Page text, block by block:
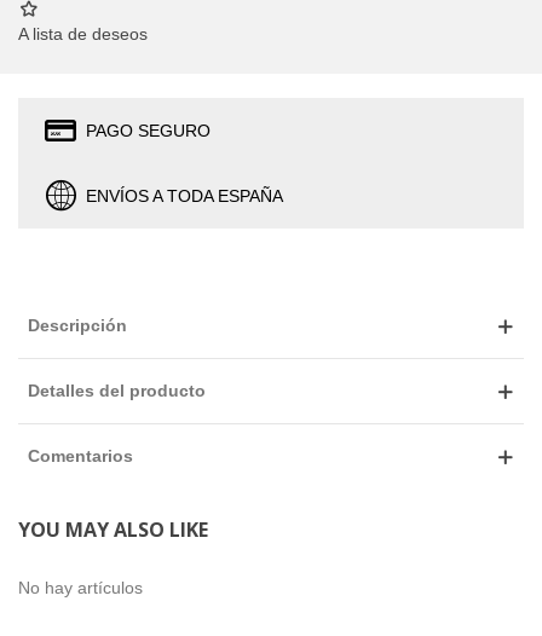
A lista de deseos
PAGO SEGURO
ENVÍOS A TODA ESPAÑA
Descripción
Detalles del producto
Comentarios
YOU MAY ALSO LIKE
No hay artículos